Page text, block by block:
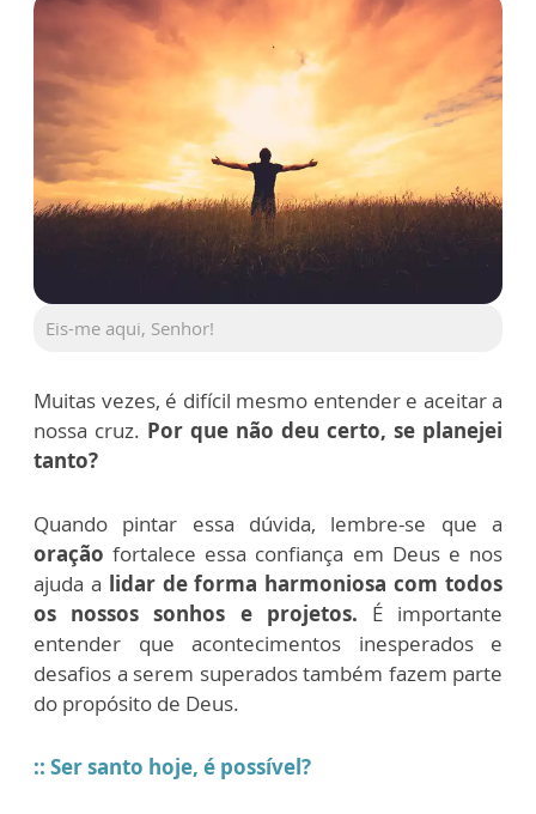
Eis-me aqui, Senhor!
Muitas vezes, é difícil mesmo entender e aceitar a
nossa cruz. Por que não deu certo, se planejei
tanto?
Quando pintar essa dúvida, lembre-se que a
oraçãofortalece essa confiança em Deus e nos
ajuda a lidar de forma harmoniosa com todos
os nossos sonhos e projetos. É importante
entender que acontecimentos inesperados e
desafios a serem superados também fazem parte
do propósito de Deus.
:: Ser santo hoje, é possível?